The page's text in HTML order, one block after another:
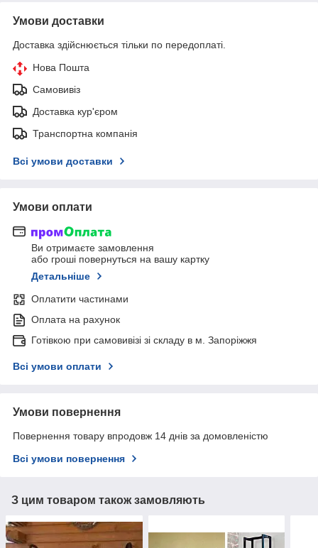
Умови доставки
Доставка здійснюється тільки по передоплаті.
Нова Пошта
Самовивіз
Доставка кур'єром
Транспортна компанія
Всі умови доставки
Умови оплати
Ви отримаєте замовлення
або гроші повернуться на вашу картку
Детальніше
Оплатити частинами
Оплата на рахунок
Готівкою при самовивізі зі складу в м. Запоріжжя
Всі умови оплати
Умови повернення
Повернення товару впродовж 14 днів за домовленістю
Всі умови повернення
З цим товаром також замовляють